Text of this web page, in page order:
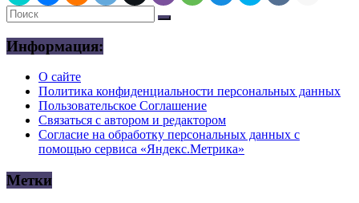
Информация:
О сайте
Политика конфиденциальности персональных данных
Пользовательское Соглашение
Связаться с автором и редактором
Согласие на обработку персональных данных с
помощью сервиса «Яндекс.Метрика»
Метки